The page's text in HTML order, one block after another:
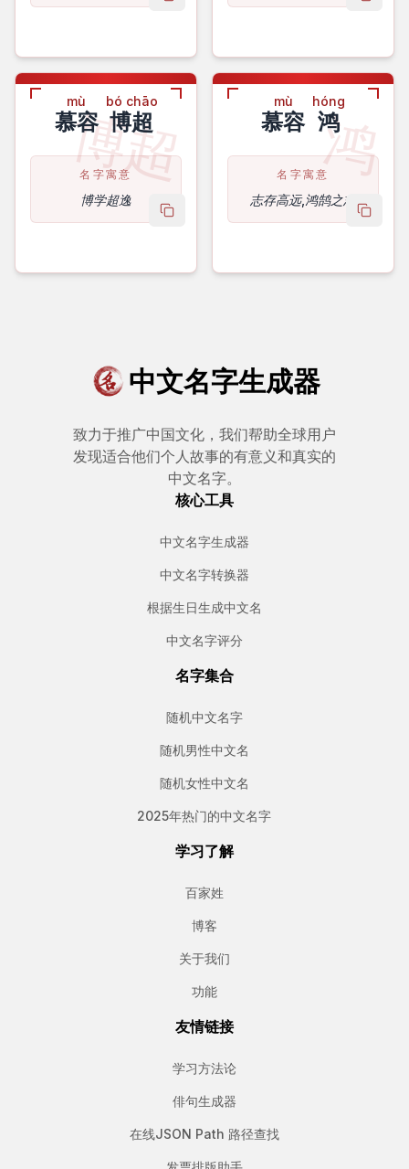
博超
mù
慕容
bó chāo
博超
名字寓意
博学超逸
copy name
鸿
mù
慕容
hóng
鸿
名字寓意
志存高远,鸿鹄之志
copy
中文名字生成器
致力于推广中国文化，我们帮助全球用户
发现适合他们个人故事的有意义和真实的
中文名字。
核心工具
中文名字生成器
中文名字转换器
根据生日生成中文名
中文名字评分
名字集合
随机中文名字
随机男性中文名
随机女性中文名
2025年热门的中文名字
学习了解
百家姓
博客
关于我们
功能
友情链接
学习方法论
俳句生成器
在线JSON Path 路径查找